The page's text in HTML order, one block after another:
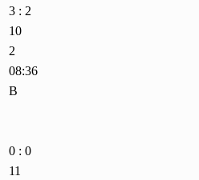
3 : 2
10
2
08:36
B
0 : 0
11